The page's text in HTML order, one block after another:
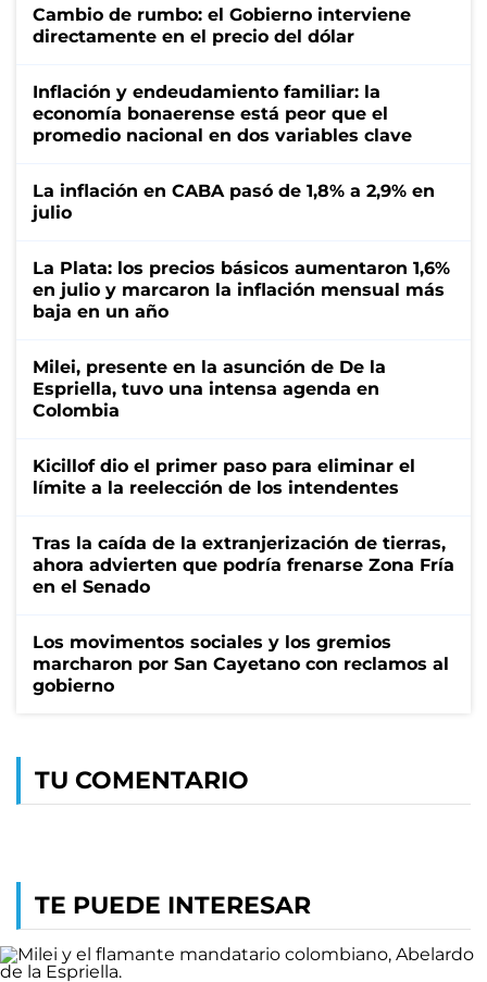
Cambio de rumbo: el Gobierno interviene
directamente en el precio del dólar
Inflación y endeudamiento familiar: la
economía bonaerense está peor que el
promedio nacional en dos variables clave
La inflación en CABA pasó de 1,8% a 2,9% en
julio
La Plata: los precios básicos aumentaron 1,6%
en julio y marcaron la inflación mensual más
baja en un año
Milei, presente en la asunción de De la
Espriella, tuvo una intensa agenda en
Colombia
Kicillof dio el primer paso para eliminar el
límite a la reelección de los intendentes
Tras la caída de la extranjerización de tierras,
ahora advierten que podría frenarse Zona Fría
en el Senado
Los movimentos sociales y los gremios
marcharon por San Cayetano con reclamos al
gobierno
TU COMENTARIO
TE PUEDE INTERESAR